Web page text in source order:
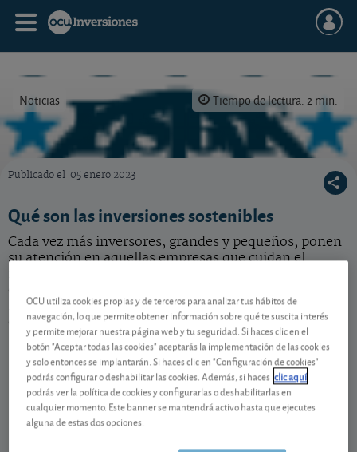
Noticias Tiempo de lectura: 2 min.
Publicado el 05 enero 2023
Qué son las inversiones sostenibles
Cada vez más inversores, grandes y pequeños, ponen
su atención en aquellas empresas que cuidan el
intereses de sus accionistas. Veamos qué son estos
criterios sostenibles, conocidos como ESG.
Contenido reservado a SOCIOS
Gestiona tu dinero con visión
OCU utiliza cookies propias y de terceros para analizar tus hábitos de
navegación, lo que permite obtener información sobre qué te suscita interés
y permite mejorar nuestra página web y tu seguridad. Si haces clic en el
botón "Aceptar todas las cookies" aceptarás la implementación de las cookies
y solo entonces se implantarán. Si haces clic en "Configuración de cookies"
podrás configurar o deshabilitar las cookies. Además, si haces clic aquí
podrás ver la política de cookies y configurarlas o deshabilitarlas en
cualquier momento. Este banner se mantendrá activo hasta que ejecutes
alguna de estas dos opciones.